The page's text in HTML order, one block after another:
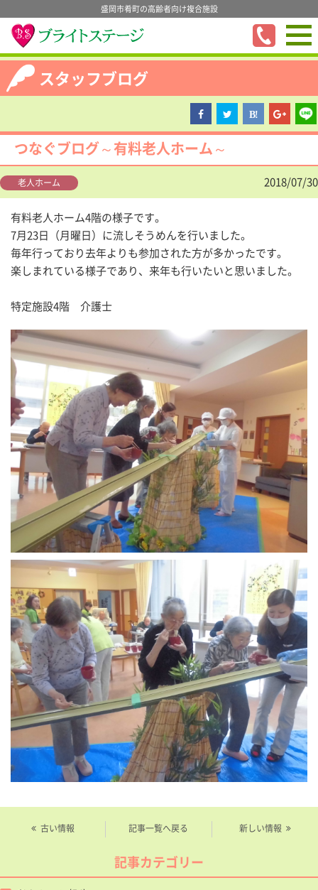
盛岡市肴町の高齢者向け複合施設
スタッフブログ
つなぐブログ～有料老人ホーム～
老人ホーム 2018/07/30
有料老人ホーム4階の様子です。
7月23日（月曜日）に流しそうめんを行いました。
毎年行っており去年よりも参加された方が多かったです。
楽しまれている様子であり、来年も行いたいと思いました。
特定施設4階 介護士
古い情報 記事一覧へ戻る 新しい情報
記事カテゴリー